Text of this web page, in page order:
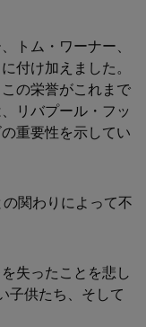
トム・ワーナー、
付け加えました。
の栄誉がこれまで
リバプール・フッ
重要性を示してい
関わりによって不
失ったことを悲し
子供たち、そして